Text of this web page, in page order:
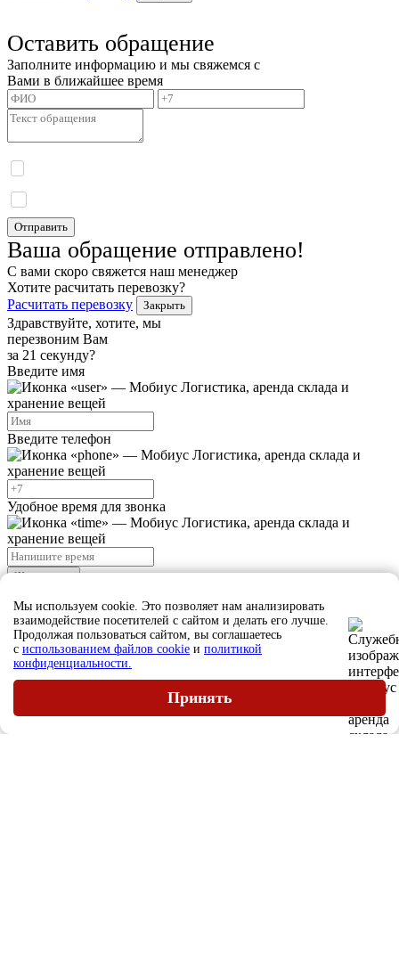
Оставить обращение
Заполните информацию и мы свяжемся с
Вами в ближайшее время
Отправить
Ваша обращение отправлено!
С вами скоро свяжется наш менеджер
Хотите расчитать перевозку?
Расчитать перевозку
Закрыть
Здравствуйте, хотите, мы
перезвоним Вам
за 21 секунду?
Введите имя
Введите телефон
Удобное время для звонка
Жду звонка
обработку персональных данных и принимаюусловия
соглашения
Ждите звонка, наш сотрудник скоро свяжется с вами
Мы используем cookie. Это позволяет нам анализировать
взаимодействие посетителей с сайтом и делать его лучше.
Продолжая пользоваться сайтом, вы соглашаетесь
с использованием файлов cookie и политикой
конфиденциальности.
Принять